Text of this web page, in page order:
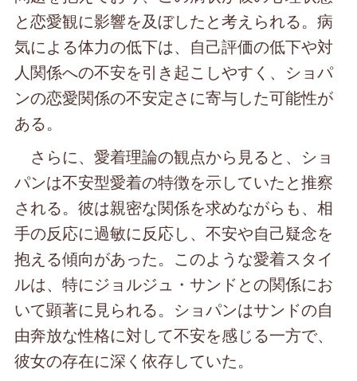
と恋愛観に影響を及ぼしたと考えられる。病
気による体力の低下は、自己評価の低下や対
人関係への不安を引き起こしやすく、ショパ
ンの恋愛関係の不安定さに寄与した可能性が
ある。
さらに、愛着理論の観点から見ると、ショ
パンは不安型愛着の特徴を示していたと推察
される。彼は親密な関係を求めながらも、相
手の反応に過敏に反応し、不安や自己疑念を
抱える傾向があった。このような愛着スタイ
ルは、特にジョルジュ・サンドとの関係にお
いて顕著に見られる。ショパンはサンドの自
由奔放な性格に対して不安を感じる一方で、
彼女の存在に深く依存していた。